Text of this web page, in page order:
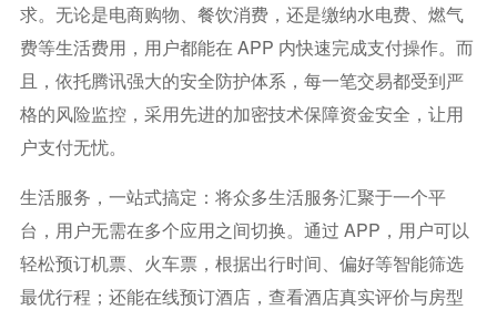
求。无论是电商购物、餐饮消费，还是缴纳水电费、燃气
费等生活费用，用户都能在 APP 内快速完成支付操作。而
且，依托腾讯强大的安全防护体系，每一笔交易都受到严
格的风险监控，采用先进的加密技术保障资金安全，让用
户支付无忧。
生活服务，一站式搞定：将众多生活服务汇聚于一个平
台，用户无需在多个应用之间切换。通过 APP，用户可以
轻松预订机票、火车票，根据出行时间、偏好等智能筛选
最优行程；还能在线预订酒店，查看酒店真实评价与房型